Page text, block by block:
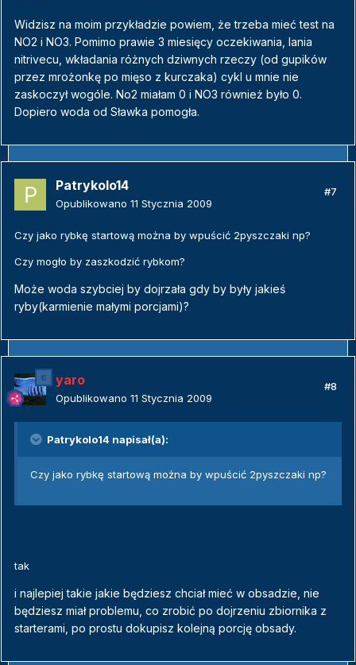
Widzisz na moim przykładzie powiem, że trzeba mieć test na
NO2 i NO3. Pomimo prawie 3 miesięcy oczekiwania, lania
nitrivecu, wkładania różnych dziwnych rzeczy (od gupików
przez mrożonkę po mięso z kurczaka) cykl u mnie nie
zaskoczył wogóle. No2 miałam 0 i NO3 również było 0.
Dopiero woda od Sławka pomogła.
Patrykolo14
Opublikowano 11 Stycznia 2009
#7
Czy jako rybkę startową można by wpuścić 2pyszczaki np?
Czy mogło by zaszkodzić rybkom?
Może woda szybciej by dojrzała gdy by były jakieś
ryby(karmienie małymi porcjami)?
yaro
Opublikowano 11 Stycznia 2009
#8
Patrykolo14 napisał(a):
Czy jako rybkę startową można by wpuścić 2pyszczaki np?
tak
i najlepiej takie jakie będziesz chciał mieć w obsadzie, nie
będziesz miał problemu, co zrobić po dojrzeniu zbiornika z
starterami, po prostu dokupisz kolejną porcję obsady.